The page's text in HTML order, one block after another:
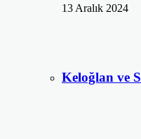
13 Aralık 2024
Keloğlan ve